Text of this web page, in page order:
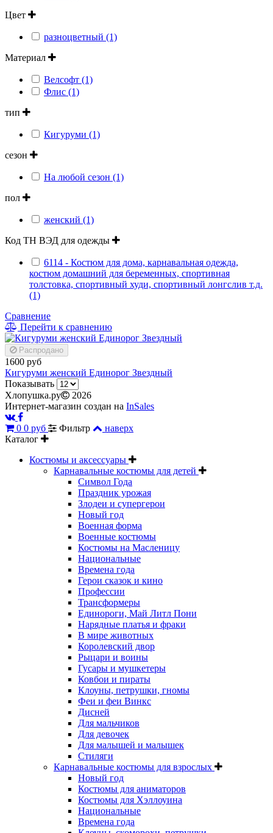
Цвет
разноцветный (1)
Материал
Велсофт (1)
Флис (1)
тип
Кигуруми (1)
сезон
На любой сезон (1)
пол
женский (1)
Код ТН ВЭД для одежды
6114 - Костюм для дома, карнавальная одежда,
костюм домашний для беременных, спортивная
толстовка, спортивный худи, спортивный лонгслив т.д.
(1)
Сравнение
Перейти к сравнению
Распродано
1600 руб
Кигуруми женский Единорог Звездный
Показывать
Хлопушка.ру
2026
Интернет-магазин создан на InSales
0 0 руб Фильтр
наверх
Каталог
Костюмы и аксессуары
Карнавальные костюмы для детей
Символ Года
Праздник урожая
Злодеи и супергерои
Новый год
Военная форма
Военные костюмы
Костюмы на Масленицу
Национальные
Времена года
Герои сказок и кино
Профессии
Трансформеры
Единороги, Май Литл Пони
Нарядные платья и фраки
В мире животных
Королевский двор
Рыцари и воины
Гусары и мушкетеры
Ковбои и пираты
Клоуны, петрушки, гномы
Феи и феи Винкс
Дисней
Для мальчиков
Для девочек
Для малышей и малышек
Стиляги
Карнавальные костюмы для взрослых
Новый год
Костюмы для аниматоров
Костюмы для Хэллоуина
Национальные
Времена года